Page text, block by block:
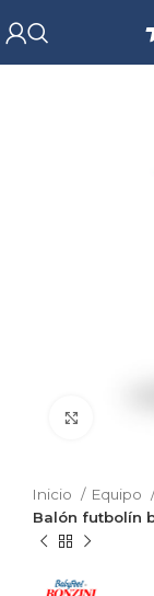
Inicio Equipo
Balón futbolín